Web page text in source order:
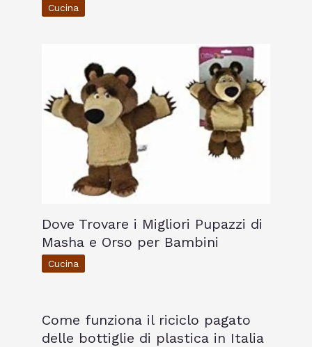
Cucina
Dove Trovare i Migliori Pupazzi di
Masha e Orso per Bambini
Cucina
Come funziona il riciclo pagato
delle bottiglie di plastica in Italia